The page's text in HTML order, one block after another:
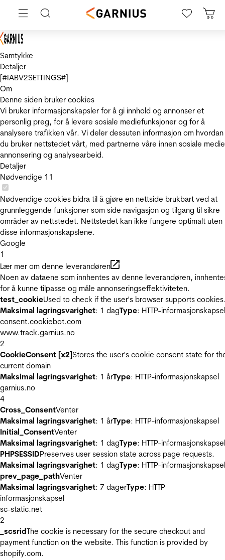
Samtykke
Detaljer
[#IABV2SETTINGS#]
Om
Denne siden bruker cookies
Vi bruker informasjonskapsler for å gi innhold og annonser et
personlig preg, for å levere sosiale mediefunksjoner og for å
analysere trafikken vår. Vi deler dessuten informasjon om hvordan
du bruker nettstedet vårt, med partnerne våre innen sosiale
annonsering og analysearbeid.
Detaljer
Nødvendige 11
Nødvendige cookies bidra til å gjøre en nettside brukbart ved at
grunnleggende funksjoner som side navigasjon og tilgang til sikre
områder av nettstedet. Nettstedet kan ikke fungere optimalt uten
disse informasjonskapslene.
Google
1
Lær mer om denne leverandøren
Noen av dataene som innhentes av denne leverandøren,
for å kunne tilpasse og måle annonseringseffektiviteten.
test_cookieUsed to check if the user's browser supports
Maksimal lagringsvarighet: 1 dagType: HTTP-informasjonskapsel
consent.cookiebot.com
www.track.garnius.no
2
CookieConsent [x2]Stores the user's cookie consent state for
current domain
Maksimal lagringsvarighet: 1 årType: HTTP-informasjonskapsel
garnius.no
4
Cross_ConsentVenter
Maksimal lagringsvarighet: 1 årType: HTTP-informasjonskapsel
Initial_ConsentVenter
Maksimal lagringsvarighet: 1 dagType: HTTP-informasjonskapsel
PHPSESSIDPreserves user session state across page requests.
Maksimal lagringsvarighet: 1 dagType: HTTP-informasjonskapsel
prev_page_pathVenter
Maksimal lagringsvarighet: 7 dagerType: HTTP-
informasjonskapsel
sc-static.net
2
_scsridThe cookie is necessary for the secure checkout and
payment function on the website. This function is provided by
shopify.com.